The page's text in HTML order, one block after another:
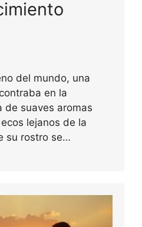
del mundo, una
en la
de suaves aromas
lejanos de la
su rostro se…